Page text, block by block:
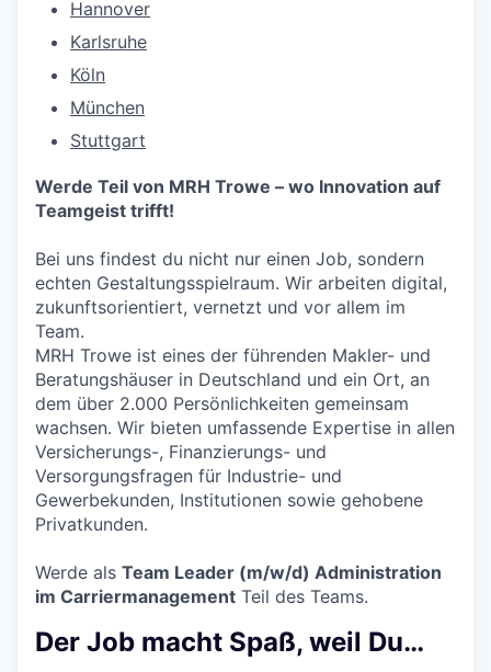
Hannover
Karlsruhe
Köln
München
Stuttgart
Werde Teil von MRH Trowe – wo Innovation auf
Teamgeist trifft!
Bei uns findest du nicht nur einen Job, sondern
echten Gestaltungsspielraum. Wir arbeiten digital,
zukunftsorientiert, vernetzt und vor allem im
Team.
MRH Trowe ist eines der führenden Makler- und
Beratungshäuser in Deutschland und ein Ort, an
dem über 2.000 Persönlichkeiten gemeinsam
wachsen. Wir bieten umfassende Expertise in allen
Versicherungs-, Finanzierungs- und
Versorgungsfragen für Industrie- und
Gewerbekunden, Institutionen sowie gehobene
Privatkunden.
Werde als Team Leader (m/w/d) Administration
im Carriermanagement Teil des Teams.
Der Job macht Spaß, weil Du…